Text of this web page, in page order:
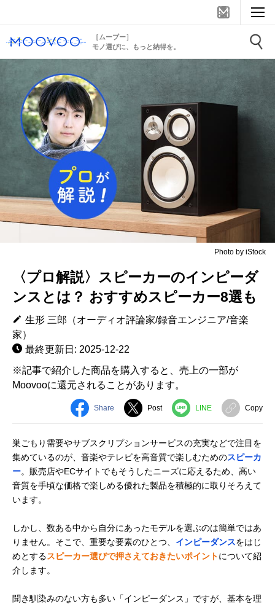
［ムーブー］
モノ選びに、もっと納得を。
Photo by iStock
〈プロ解説〉スピーカーのインピーダ
ンスとは？ おすすめスピーカー8選も
生形 三郎（オーディオ評論家/録音エンジニア/音楽
家）
最終更新日: 2025-12-22
※記事で紹介した商品を購入すると、売上の一部が
Moovooに還元されることがあります。
Share Post LINE Copy
巣ごもり需要やサブスクリプションサービスの充実などで注目を
集めているのが、音楽やテレビを高音質で楽しむためのスピーカ
ー。販売店やECサイトでもそうしたニーズに応えるため、高い
音質を手頃な価格で楽しめる優れた製品を積極的に取りそろえて
います。
しかし、数ある中から自分にあったモデルを選ぶのは簡単ではあ
りません。そこで、重要な要素のひとつ、 インピーダンスをはじ
めとするスピーカー選びで押さえておきたいポイントについて紹
介します。
聞き馴染みのない方も多い「インピーダンス」ですが、基本を理